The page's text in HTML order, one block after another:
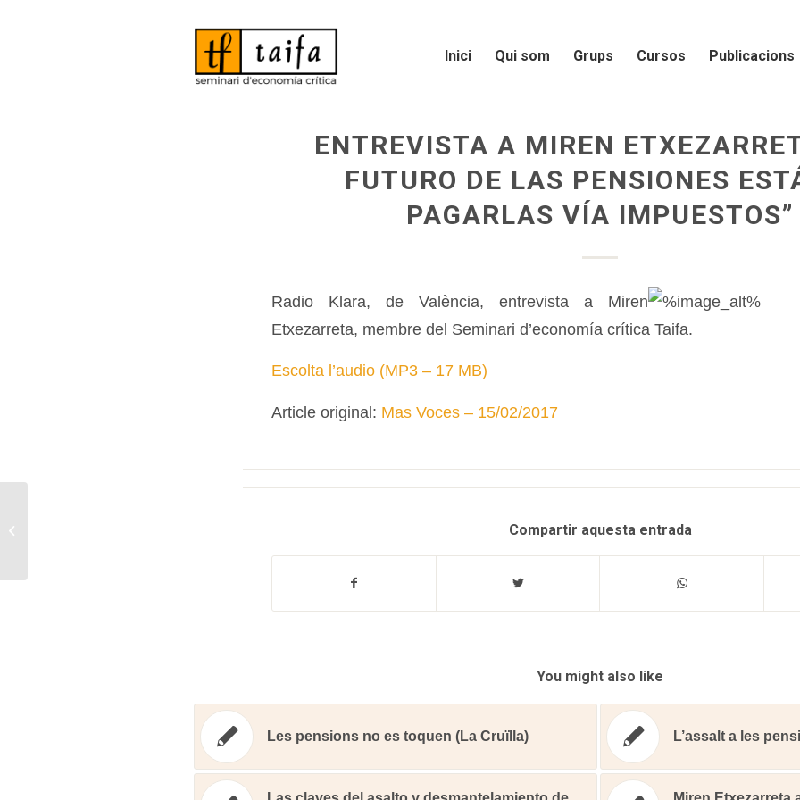
Inici Qui som Grups Cursos Publicacions
ENTREVISTA A MIREN
FUTURO DE LAS PENSIONES
PAGARLAS VÍA IMPUESTOS”
Radio Klara, de València, entrevista a Miren
Etxezarreta, membre del Seminari d’economía crítica Taifa.
Escolta l’audio (MP3 – 17 MB)
Article original: Mas Voces – 15/02/2017
Compartir aquesta entrada
You might also like
Les pensions no es toquen (La Cruïlla) L’assalt a les